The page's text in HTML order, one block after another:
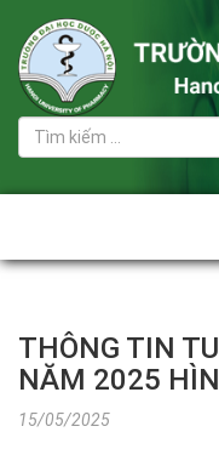
Tuyển
sinh
Đại
tuyển
học
tin
THÔNG TIN
NĂM 2025
15/05/2025